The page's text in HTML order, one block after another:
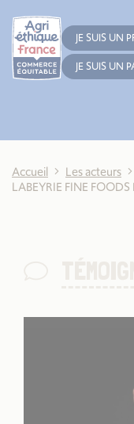
JE SUIS UN
JE SUIS UN
Accueil Les acteurs
LABEYRIE FINE FOODS